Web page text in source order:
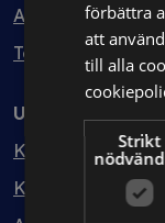
Avtalshantering
Testa kostnadsfritt
Utbildning
Kurser
Kurspaket
förbättra
att
till alla
Strikt